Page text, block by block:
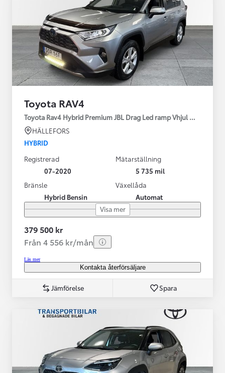
Toyota RAV4
Toyota Rav4 Hybrid Premium JBL Drag Led ramp Vhjul motorv
HÄLLEFORS
HYBRID
Registrerad
07-2020
Mätarställning
5 735 mil
Bränsle
Hybrid Bensin
Växellåda
Automat
Visa mer
379 500 kr
Från 4 556 kr/mån
Läs mer
Kontakta återförsäljare
Jämförelse Spara